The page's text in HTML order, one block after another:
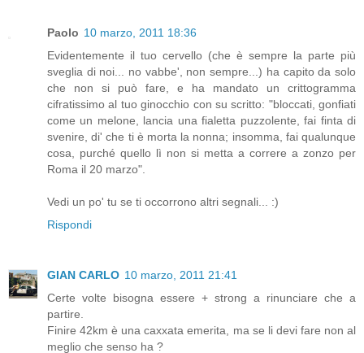
Paolo 10 marzo, 2011 18:36
Evidentemente il tuo cervello (che è sempre la parte più
sveglia di noi... no vabbe', non sempre...) ha capito da solo
che non si può fare, e ha mandato un crittogramma
cifratissimo al tuo ginocchio con su scritto: "bloccati, gonfiati
come un melone, lancia una fialetta puzzolente, fai finta di
svenire, di' che ti è morta la nonna; insomma, fai qualunque
cosa, purché quello lì non si metta a correre a zonzo per
Roma il 20 marzo".
Vedi un po' tu se ti occorrono altri segnali... :)
Rispondi
GIAN CARLO 10 marzo, 2011 21:41
Certe volte bisogna essere + strong a rinunciare che a
partire.
Finire 42km è una caxxata emerita, ma se li devi fare non al
meglio che senso ha ?